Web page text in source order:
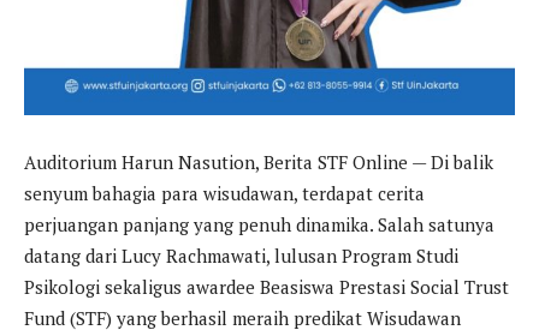
Auditorium Harun Nasution, Berita STF Online — Di balik
senyum bahagia para wisudawan, terdapat cerita
perjuangan panjang yang penuh dinamika. Salah satunya
datang dari Lucy Rachmawati, lulusan Program Studi
Psikologi sekaligus awardee Beasiswa Prestasi Social Trust
Fund (STF) yang berhasil meraih predikat Wisudawan